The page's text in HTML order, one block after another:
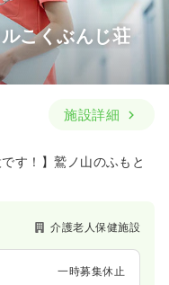
こくぶんじ荘
施設詳細
す！】鷲ノ山のふもと
介護老人保健施設
一時募集休止